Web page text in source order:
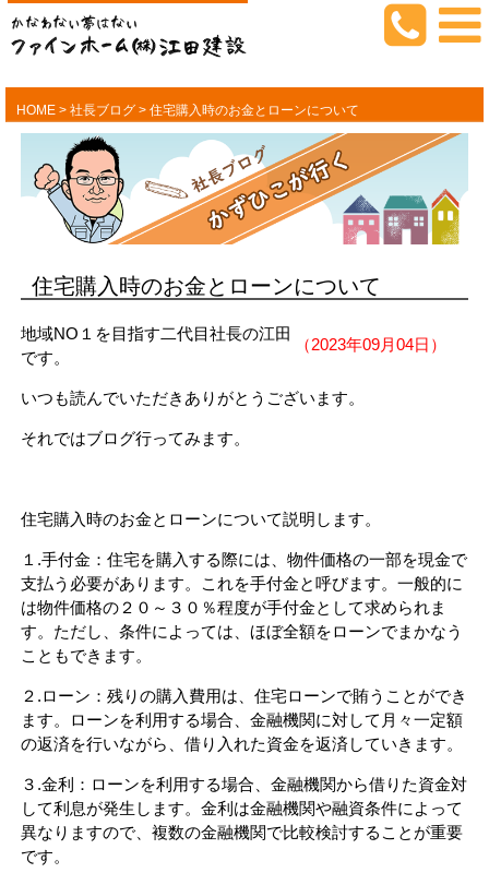
HOME > 社長ブログ > 住宅購入時のお金とローンについて
住宅購入時のお金とローンについて
（2023年09月04日）
地域NO１を目指す二代目社長の江田
です。
いつも読んでいただきありがとうございます。
それではブログ行ってみます。
住宅購入時のお金とローンについて説明します。
１.手付金：住宅を購入する際には、物件価格の一部を現金で
支払う必要があります。これを手付金と呼びます。一般的に
は物件価格の２０～３０％程度が手付金として求められま
す。ただし、条件によっては、ほぼ全額をローンでまかなう
こともできます。
２.ローン：残りの購入費用は、住宅ローンで賄うことができ
ます。ローンを利用する場合、金融機関に対して月々一定額
の返済を行いながら、借り入れた資金を返済していきます。
３.金利：ローンを利用する場合、金融機関から借りた資金対
して利息が発生します。金利は金融機関や融資条件によって
異なりますので、複数の金融機関で比較検討することが重要
です。